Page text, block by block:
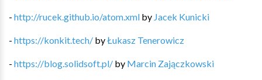
- http://rucek.github.io/atom.xml by Jacek Kunicki
- https://konkit.tech/ byŁukasz Tenerowicz
- https://blog.solidsoft.pl/ by Marcin Zajączkowski